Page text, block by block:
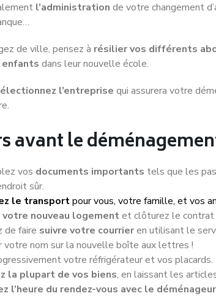
l’administration de votre changement
de ville, pensez à résilier vos différents
enfants dans leur nouvelle école.
l’entreprise qui assurera votre
avant le
vos documents importants tels que les
sûr.
le transportpour vous, votre famille, et vos
votre nouveau logementet clôturez le contrat
de faire suivre votre courrieren utilisant le
votre nom sur la nouvelle boîte aux lettres !
votre réfrigérateur et vos placards.
la plupart de vos biens, en laissant les
l’heure du rendez-vous avec le déménageur